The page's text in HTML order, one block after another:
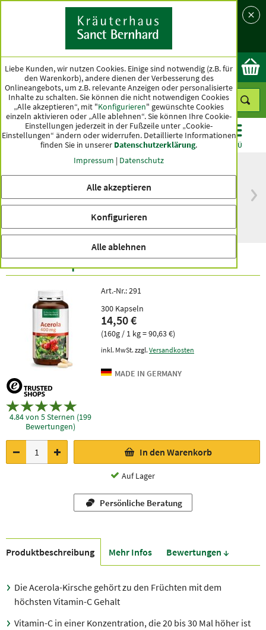
Land
Ok
KATEGORIEN ANGEBOTE TOPSELLER MENÜ
versandkostenfrei
innerhalb Deutschlands
Spitzenqualität seit
Acerola-Kapseln
4.84 von 5 Sternen (199
Bewertungen)
Art.-Nr.:291
300 Kapseln
14,50 €
(160g / 1 kg = 90,63 €)
inkl. MwSt. zzgl. Versandkosten
In den Warenkorb
Auf Lager
Persönliche Beratung
Produkt­beschreibung Mehr Infos Bewer­tungen ↓
Die Acerola-Kirsche gehört zu den Früchten mit dem
höchsten Vitamin-C Gehalt
Vitamin-C in einer Konzentration, die 20 bis 30 Mal höher ist
Liebe Kunden, wir nutzen Cookies. Einige sind notwendig (z.B. für
den Warenkorb), andere dienen der Verbesserung des
Onlineangebots, um z.B. relevante Anzeigen oder personalisierte
Inhalte zu schalten. Sie können die nicht notwendigen Cookies
„Alle akzeptieren“, mit "Konfigurieren" gewünschte Cookies
einzeln aktivieren oder „Alle ablehnen“. Sie können Ihre Cookie-
Einstellungen jederzeit in der Fußzeile unter „Cookie-
Einstellungen“ ändern oder widerrufen. Detaillierte Informationen
finden Sie in unserer Datenschutzerklärung.
Impressum | Datenschutz
Alle akzeptieren
Konfigurieren
Alle ablehnen